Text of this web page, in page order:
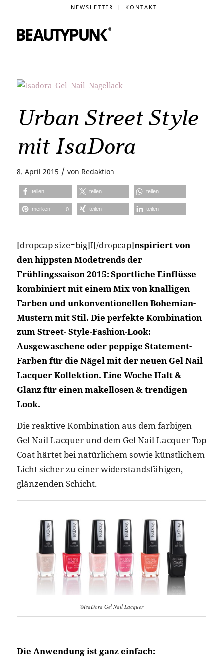
NEWSLETTER KONTAKT
Urban Street Style
mit IsaDora
8. April 2015 / von Redaktion
teilen teilen teilen
merken 0 teilen teilen
[dropcap size=big]I[/dropcap]nspiriert von
den hippsten Modetrends der
Frühlingssaison 2015: Sportliche Einflüsse
kombiniert mit einem Mix von knalligen
Farben und unkonventionellen Bohemian-
Mustern mit Stil. Die perfekte Kombination
zum Street- Style-Fashion-Look:
Ausgewaschene oder peppige Statement-
Farben für die Nägel mit der neuen Gel Nail
Lacquer Kollektion. Eine Woche Halt &
Glanz für einen makellosen & trendigen
Look.
Die reaktive Kombination aus dem farbigen
Gel Nail Lacquer und dem Gel Nail Lacquer Top
Coat härtet bei natürlichem sowie künstlichem
Licht sicher zu einer widerstandsfähigen,
glänzenden Schicht.
©IsaDora Gel Nail Lacquer
Die Anwendung ist ganz einfach: